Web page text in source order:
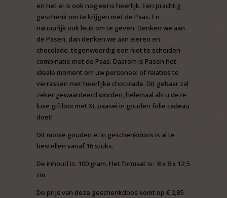
en het ei is ook nog eens heerlijk. Een prachtig
geschenk om te krijgen met de Paas. En
natuurlijk ook leuk om te geven. Denken we aan
de Pasen, dan denken we aan eieren en
chocolade. tegenwoordig een niet te scheiden
combinatie met de Paas. Daarom is Pasen het
ideale moment om uw personeel of relaties te
verrassen met heerlijke chocolade. Dit gebaar zal
zeker gewaardeerd worden, helemaal als u deze
luxe giftbox met XL paasei in gouden folie cadeau
doet!
Dit mooie gouden ei in geschenkdoos is al te
bestellen vanaf 16 stuks.
De inhoud is: 100 gram. Het formaat is: 8 x 8 x 12,5
cm.
De prijs van deze geschenkdoos komt op € 2,85